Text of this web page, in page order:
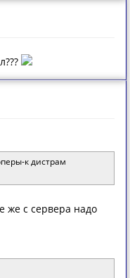
к дистрам
же с сервера надо